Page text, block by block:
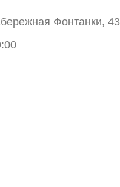
Фонтанки, 43